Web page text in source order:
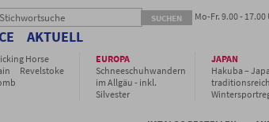
AKTUELL
Mo-Fr. 9.00 - 17.00
Horse
Revelstoke
EUROPA
Schneeschuhwandern
im Allgäu - inkl.
Silvester
JAPAN
Hakuba –